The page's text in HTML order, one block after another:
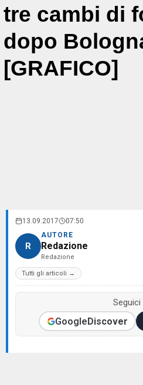
tre cambi di
dopo
[GRAFICO]
13.09.2017 07:50
R
AUTORE
Redazione
Redazione
Tutti gli articoli →
Seguici
GoogleDiscover